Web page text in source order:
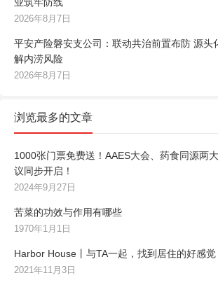
2026年8月7日
平安产险磐安支公司：联动共治前置布防 源头
解内涝风险
2026年8月7日
浏览最多的文章
1000张门票免费送！AAES大会、药食同源两
议同步开启！
2024年9月27日
苦菜的功效与作用有哪些
1970年1月1日
Harbor House丨与TA一起，找到居住的好感觉
2021年11月3日